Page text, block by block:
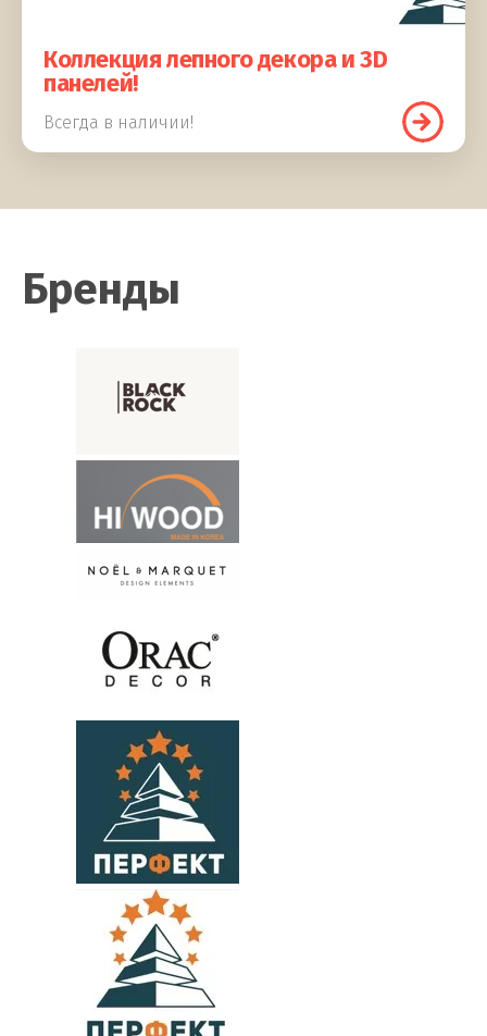
Коллекция лепного декора и 3D
панелей!
Всегда в наличии!
Бренды